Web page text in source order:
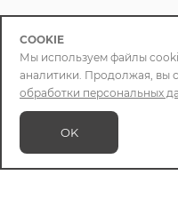
COOKIE
Мы используем файлы
аналитики. Продолжая, вы
обработки персональных
OK